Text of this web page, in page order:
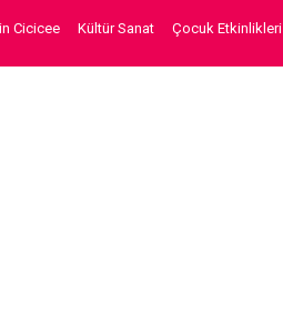
Cicicee Kültür Sanat Çocuk Etkinlikleri